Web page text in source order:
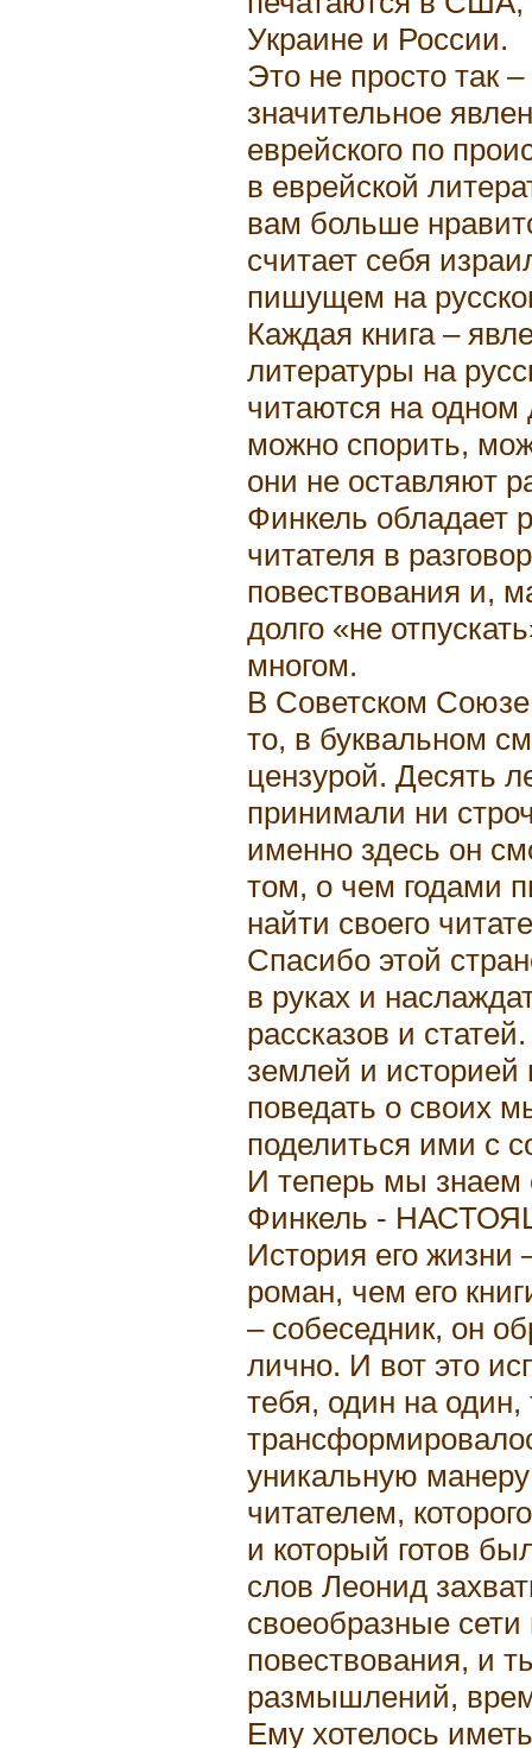
Украине и России.
Это не просто так –
значительное
еврейского по
в еврейской
вам больше
считает себя
пишущем на
Каждая книга –
литературы на
читаются на одном
можно спорить,
они не оставляют
Финкель обладает
читателя в
повествования и,
долго «не
многом.
В Советском
то, в буквальном
цензурой. Десять
принимали ни
именно здесь он
том, о чем годами
найти своего
Спасибо этой
в руках и
рассказов и
землей и
поведать о своих
поделиться ими с
И теперь мы знаем
Финкель -
История его жизни
роман, чем его
– собеседник, он
лично. И вот это
тебя, один на
уникальную
читателем,
и который готов
слов Леонид
своеобразные
повествования, и
размышлений,
Ему хотелось